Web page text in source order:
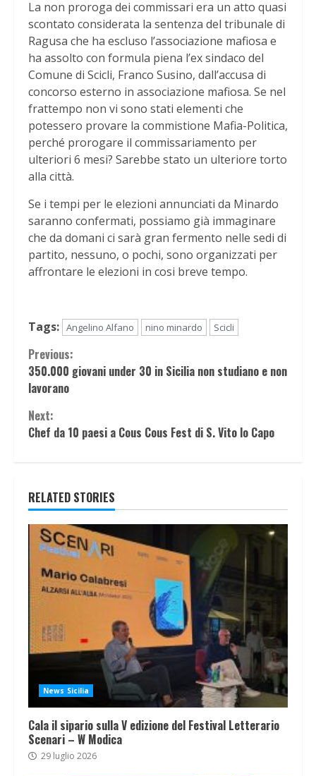
La non proroga dei commissari era un atto quasi
scontato considerata la sentenza del tribunale di
Ragusa che ha escluso l’associazione mafiosa e
ha assolto con formula piena l’ex sindaco del
Comune di Scicli, Franco Susino, dall’accusa di
concorso esterno in associazione mafiosa. Se nel
frattempo non vi sono stati elementi che
potessero provare la commistione Mafia-Politica,
perché prorogare il commissariamento per
ulteriori 6 mesi? Sarebbe stato un ulteriore torto
alla città.
Se i tempi per le elezioni annunciati da Minardo
saranno confermati, possiamo già immaginare
che da domani ci sarà gran fermento nelle sedi di
partito, nessuno, o pochi, sono organizzati per
affrontare le elezioni in cosi breve tempo.
Tags: Angelino Alfano nino minardo Scicli
Continue
Reading
Previous:
350.000 giovani under 30 in Sicilia non studiano e non
lavorano
Next:
Chef da 10 paesi a Cous Cous Fest di S. Vito lo Capo
RELATED STORIES
News Sicilia
Cala il sipario sulla V edizione del Festival Letterario
Scenari – W Modica
29 luglio 2026